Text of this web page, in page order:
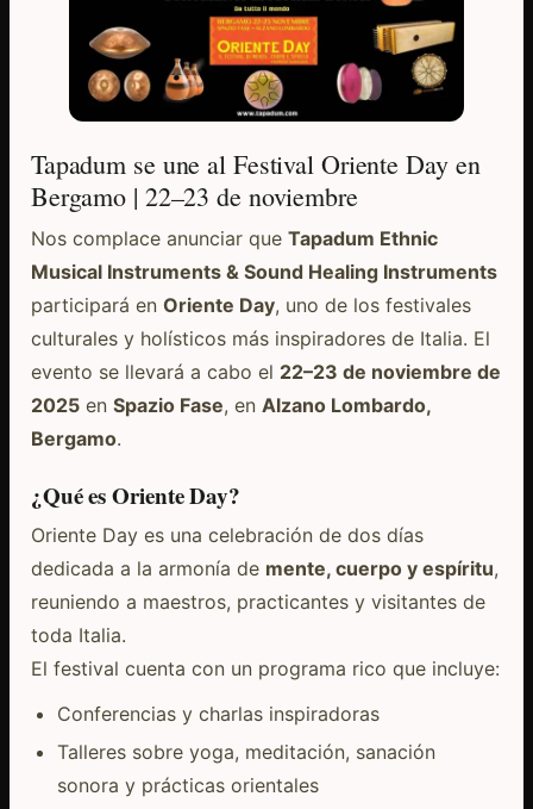
Tapadum se une al Festival Oriente Day en
Bergamo | 22–23 de noviembre
Nos complace anunciar que Tapadum Ethnic
Musical Instruments & Sound Healing Instruments
participará en Oriente Day, uno de los festivales
culturales y holísticos más inspiradores de Italia. El
evento se llevará a cabo el 22–23 de noviembre de
2025en Spazio Fase, en Alzano Lombardo,
Bergamo.
¿Qué es Oriente Day?
Oriente Day es una celebración de dos días
dedicada a la armonía de mente, cuerpo y espíritu,
reuniendo a maestros, practicantes y visitantes de
toda Italia.
El festival cuenta con un programa rico que incluye:
Conferencias y charlas inspiradoras
Talleres sobre yoga, meditación, sanación
sonora y prácticas orientales